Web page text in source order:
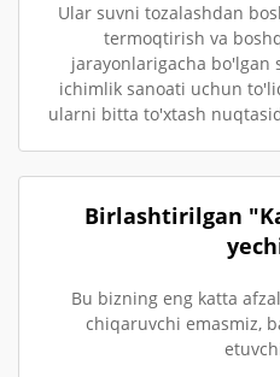
Ular suvni tozalashdan
termoqtirish va
jarayonlarigacha bo'lgan
ichimlik sanoati uchun
ularni bitta to'xtash
Birlashtirilgan
Bu bizning eng katta
chiqaruvchi emasmiz,